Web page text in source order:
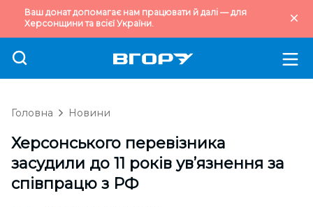
Ваш донат допомагає нам працювати й далі — для
Херсонщини та всієї України.
Головна Новини
Херсонського перевізника
засудили до 11 років ув’язнення за
співпрацю з РФ